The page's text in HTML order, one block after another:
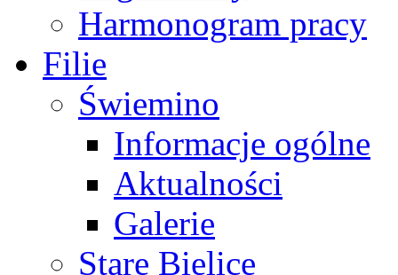
Harmonogram pracy
Filie
Świemino
Informacje ogólne
Aktualności
Galerie
Stare Bielice